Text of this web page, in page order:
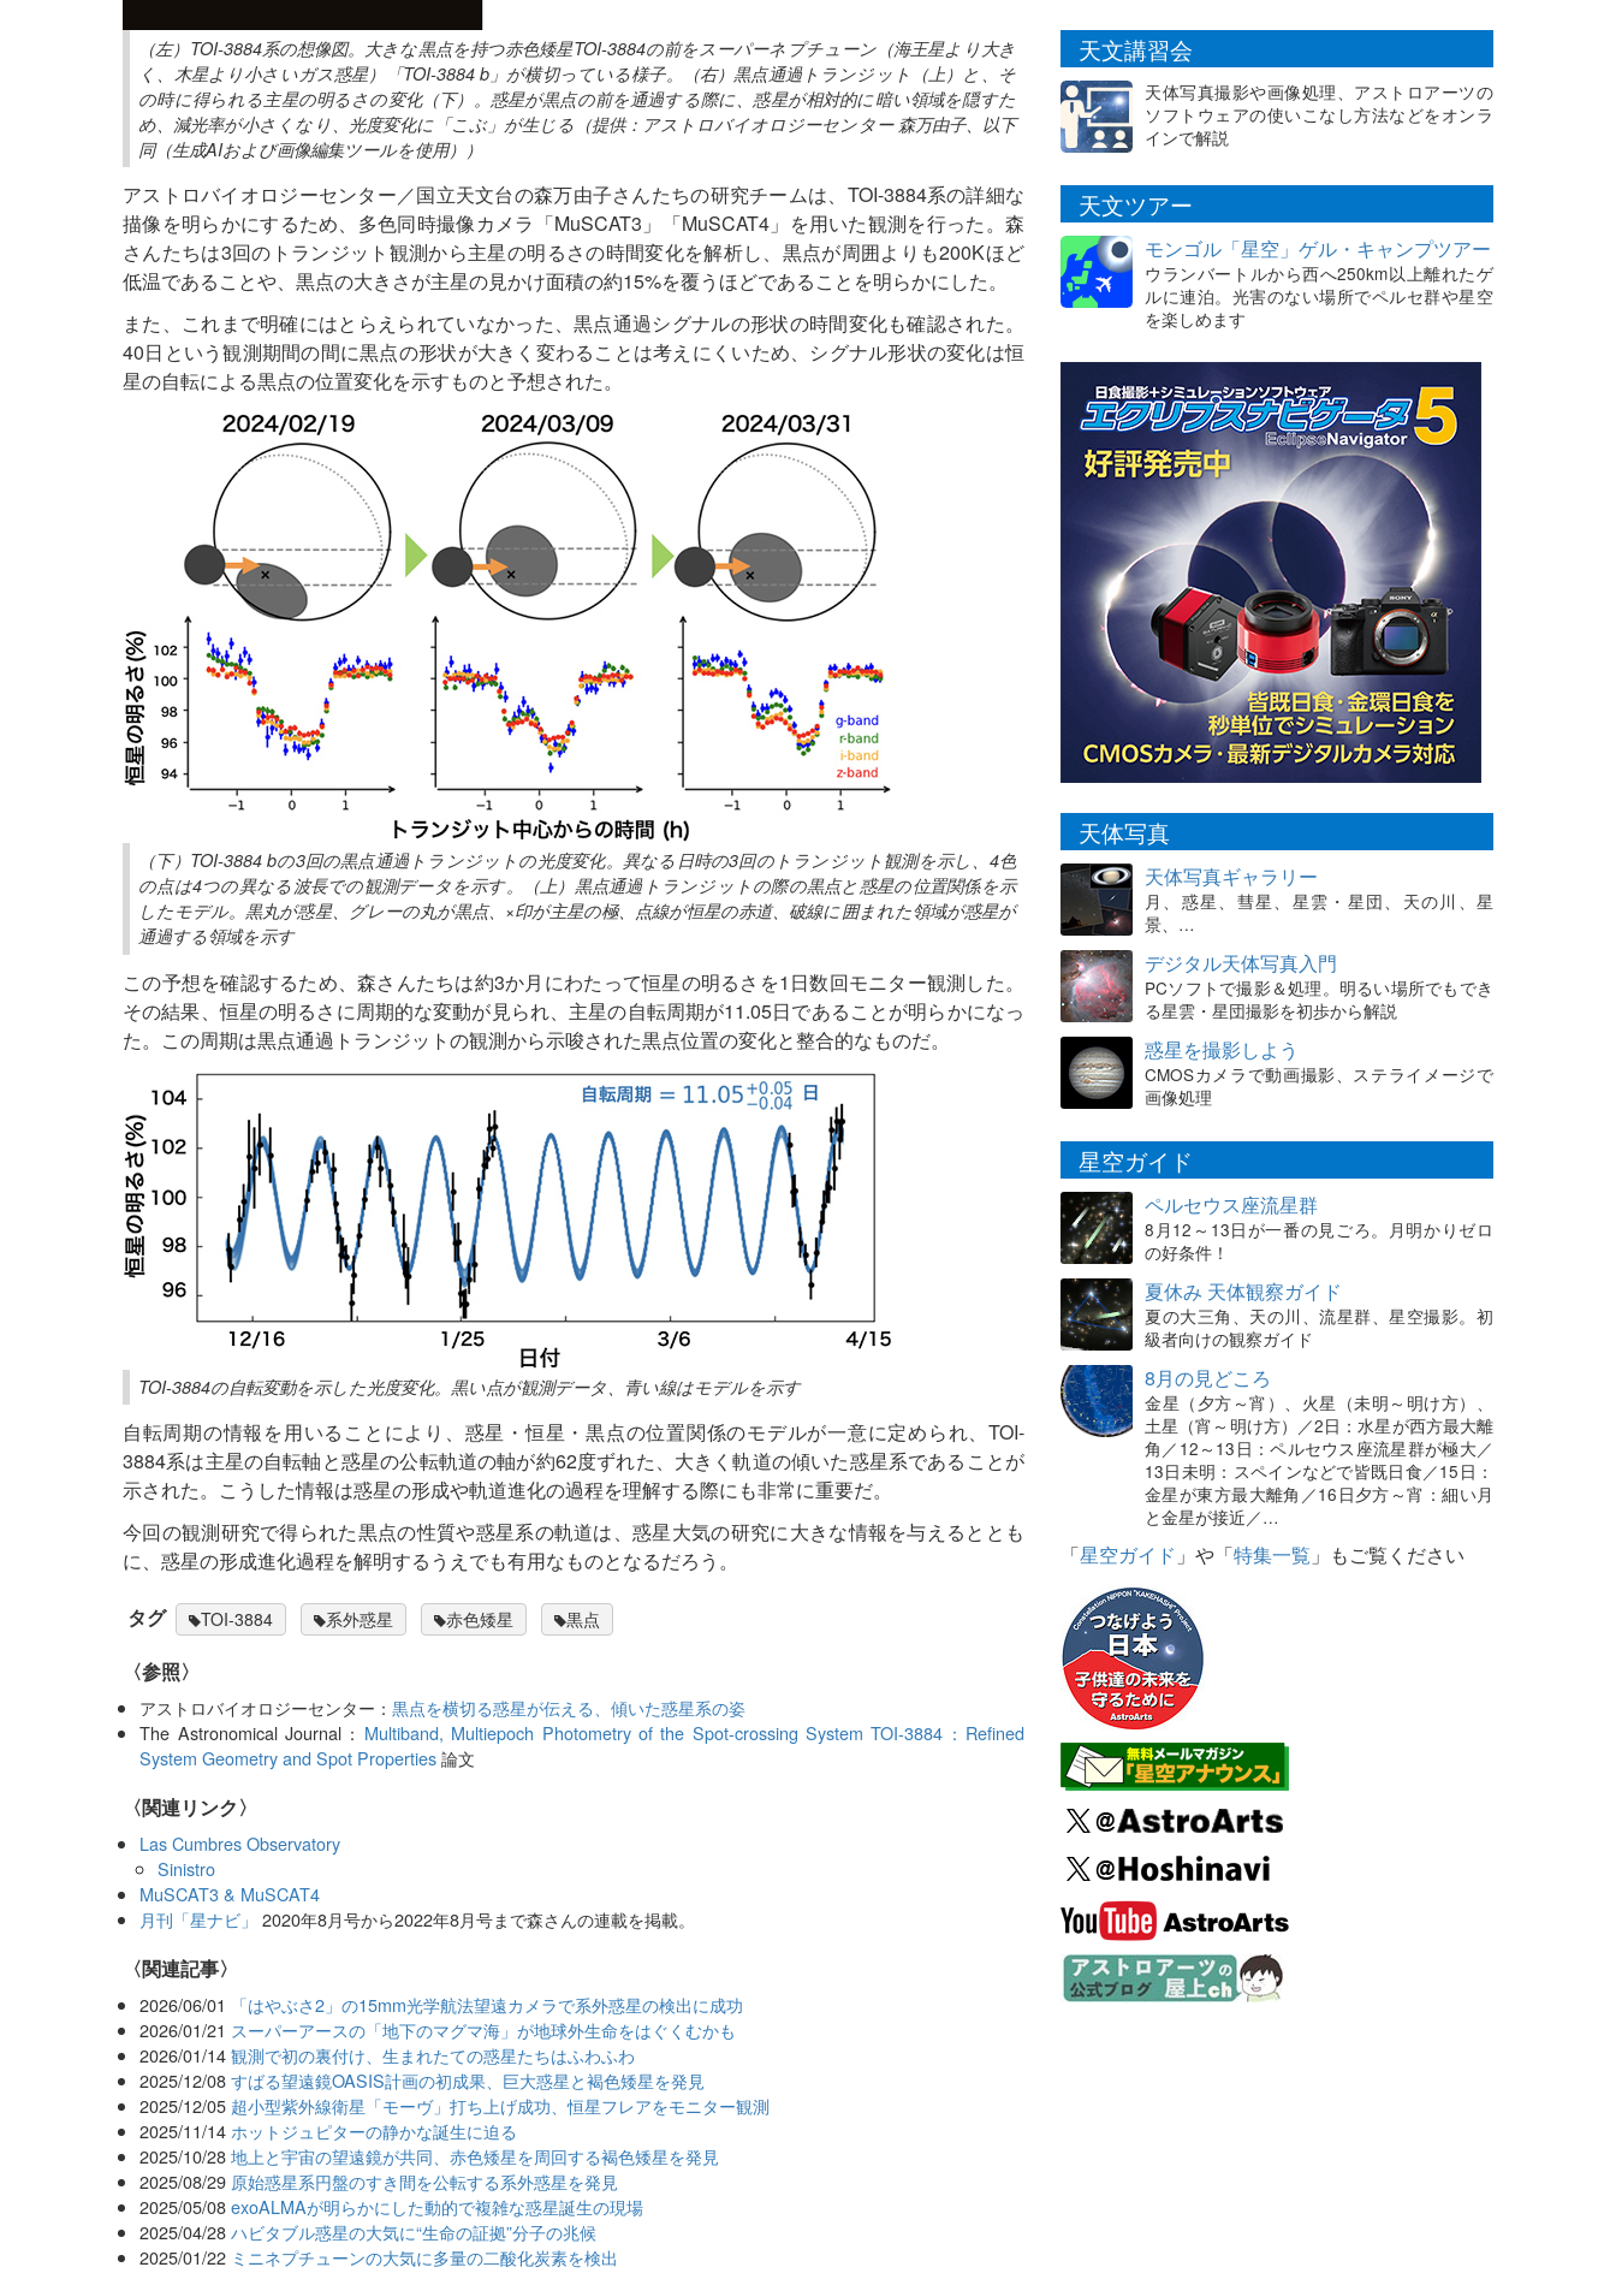
（左）TOI-3884系の想像図。大きな黒点を持つ赤色矮星TOI-3884の前をスーパーネプチューン（海王星より大き
く、木星より小さいガス惑星）「TOI-3884 b」が横切っている様子。（右）黒点通過トランジット（上）と、そ
の時に得られる主星の明るさの変化（下）。惑星が黒点の前を通過する際に、惑星が相対的に暗い領域を隠すた
め、減光率が小さくなり、光度変化に「こぶ」が生じる（提供：アストロバイオロジーセンター 森万由子、以下
同（生成AIおよび画像編集ツールを使用））
アストロバイオロジーセンター／国立天文台の森万由子さんたちの研究チームは、TOI-3884系の詳細な
描像を明らかにするため、多色同時撮像カメラ「MuSCAT3」「MuSCAT4」を用いた観測を行った。森
さんたちは3回のトランジット観測から主星の明るさの時間変化を解析し、黒点が周囲よりも200Kほど
低温であることや、黒点の大きさが主星の見かけ面積の約15%を覆うほどであることを明らかにした。
また、これまで明確にはとらえられていなかった、黒点通過シグナルの形状の時間変化も確認された。
40日という観測期間の間に黒点の形状が大きく変わることは考えにくいため、シグナル形状の変化は恒
星の自転による黒点の位置変化を示すものと予想された。
（下）TOI-3884 bの3回の黒点通過トランジットの光度変化。異なる日時の3回のトランジット観測を示し、4色
の点は4つの異なる波長での観測データを示す。（上）黒点通過トランジットの際の黒点と惑星の位置関係を示
したモデル。黒丸が惑星、グレーの丸が黒点、×印が主星の極、点線が恒星の赤道、破線に囲まれた領域が惑星が
通過する領域を示す
この予想を確認するため、森さんたちは約3か月にわたって恒星の明るさを1日数回モニター観測した。
その結果、恒星の明るさに周期的な変動が見られ、主星の自転周期が11.05日であることが明らかになっ
た。この周期は黒点通過トランジットの観測から示唆された黒点位置の変化と整合的なものだ。
TOI-3884の自転変動を示した光度変化。黒い点が観測データ、青い線はモデルを示す
自転周期の情報を用いることにより、惑星・恒星・黒点の位置関係のモデルが一意に定められ、TOI-
3884系は主星の自転軸と惑星の公転軌道の軸が約62度ずれた、大きく軌道の傾いた惑星系であることが
示された。こうした情報は惑星の形成や軌道進化の過程を理解する際にも非常に重要だ。
今回の観測研究で得られた黒点の性質や惑星系の軌道は、惑星大気の研究に大きな情報を与えるととも
に、惑星の形成進化過程を解明するうえでも有用なものとなるだろう。
タグ TOI-3884 系外惑星 赤色矮星 黒点
〈参照〉
アストロバイオロジーセンター：黒点を横切る惑星が伝える、傾いた惑星系の姿
The Astronomical Journal： Multiband, Multiepoch Photometry of the Spot-crossing System TOI-3884：Refined
System Geometry and Spot Properties論文
〈関連リンク〉
Las Cumbres Observatory
Sinistro
MuSCAT3 & MuSCAT4
月刊「星ナビ」 2020年8月号から2022年8月号まで森さんの連載を掲載。
関連記事
2026/06/01
「はやぶさ2」の15mm光学航法望遠カメラで系外惑星の検出に成功
2026/01/21 スーパーアースの「地下のマグマ海」が地球外生命をはぐくむかも
2026/01/14 観測で初の裏付け、生まれたての惑星たちはふわふわ
2025/12/08 すばる望遠鏡OASIS計画の初成果、巨大惑星と褐色矮星を発見
2025/12/05 超小型紫外線衛星「モーヴ」打ち上げ成功、恒星フレアをモニター観測
2025/11/14 ホットジュピターの静かな誕生に迫る
2025/10/28 地上と宇宙の望遠鏡が共同、赤色矮星を周回する褐色矮星を発見
2025/08/29 原始惑星系円盤のすき間を公転する系外惑星を発見
2025/05/08 exoALMAが明らかにした動的で複雑な惑星誕生の現場
2025/04/28 ハビタブル惑星の大気に“生命の証拠”分子の兆候
2025/01/22 ミニネプチューンの大気に多量の二酸化炭素を検出
天文講習会
天体写真撮影や画像処理、アストロアーツの
ソフトウェアの使いこなし方法などをオンラ
インで解説
天文ツアー
モンゴル「星空」ゲル・キャンプツアー
ウランバートルから西へ250km以上離れたゲ
ルに連泊。光害のない場所でペルセ群や星空
を楽しめます
天体写真
天体写真ギャラリー
月、惑星、彗星、星雲・星団、天の川、星
景、…
デジタル天体写真入門
PCソフトで撮影＆処理。明るい場所でもでき
る星雲・星団撮影を初歩から解説
惑星を撮影しよう
CMOSカメラで動画撮影、ステライメージで
画像処理
星空ガイド
ペルセウス座流星群
8月12～13日が一番の見ごろ。月明かりゼロ
の好条件！
夏休み 天体観察ガイド
夏の大三角、天の川、流星群、星空撮影。初
級者向けの観察ガイド
8月の見どころ
金星（夕方～宵）、火星（未明～明け方）、
土星（宵～明け方）／2日：水星が西方最大離
角／12～13日：ペルセウス座流星群が極大／
13日未明：スペインなどで皆既日食／15日：
金星が東方最大離角／16日夕方～宵：細い月
と金星が接近／…
「星空ガイド 」や「特集一覧 」もご覧ください